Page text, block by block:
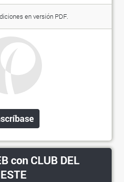
en versión PDF.
con CLUB DEL
ESTE